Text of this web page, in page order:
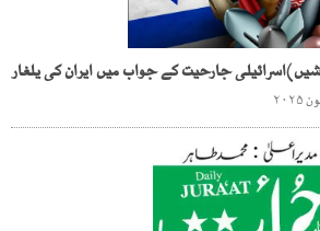
جارحیت کے جواب میں ایران کی یلغار